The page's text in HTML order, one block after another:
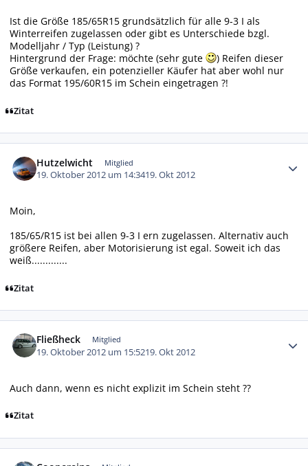
Ist die Größe 185/65R15 grundsätzlich für alle 9-3 I als
Winterreifen zugelassen oder gibt es Unterschiede bzgl.
Modelljahr / Typ (Leistung) ?
Hintergrund der Frage: möchte (sehr gute
) Reifen dieser
Größe verkaufen, ein potenzieller Käufer hat aber wohl nur
das Format 195/60R15 im Schein eingetragen ?!
Zitat
Hutzelwicht Mitglied
19. Oktober 2012 um 14:3419. Okt 2012
Moin,
185/65/R15 ist bei allen 9-3 I ern zugelassen. Alternativ auch
größere Reifen, aber Motorisierung ist egal. Soweit ich das
weiß.............
Zitat
Fließheck Mitglied
19. Oktober 2012 um 15:5219. Okt 2012
Auch dann, wenn es nicht explizit im Schein steht ??
Zitat